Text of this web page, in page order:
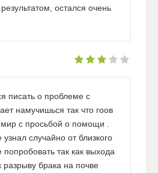
остался очень
писать о проблеме с
намучишься так что гоов
с просьбой о помощи .
случайно от близкого
так как выхода
брака на почве